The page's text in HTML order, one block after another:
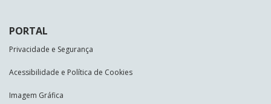
PORTAL
Privacidade e Segurança
Acessibilidade e Política de Cookies
Imagem Gráfica